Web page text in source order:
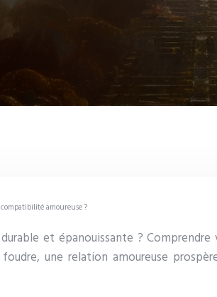
amoureuse ?
et épanouissante ?
foudre, une relation amoureuse